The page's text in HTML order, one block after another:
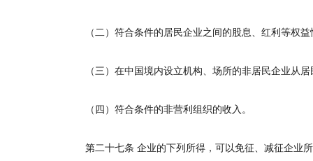
（二）符合条件的居民企业之间的股息、红利等权益
（三）在中国境内设立机构、场所的非居民企业从居
（四）符合条件的非营利组织的收入。
第二十七条 企业的下列所得，可以免征、减征企业